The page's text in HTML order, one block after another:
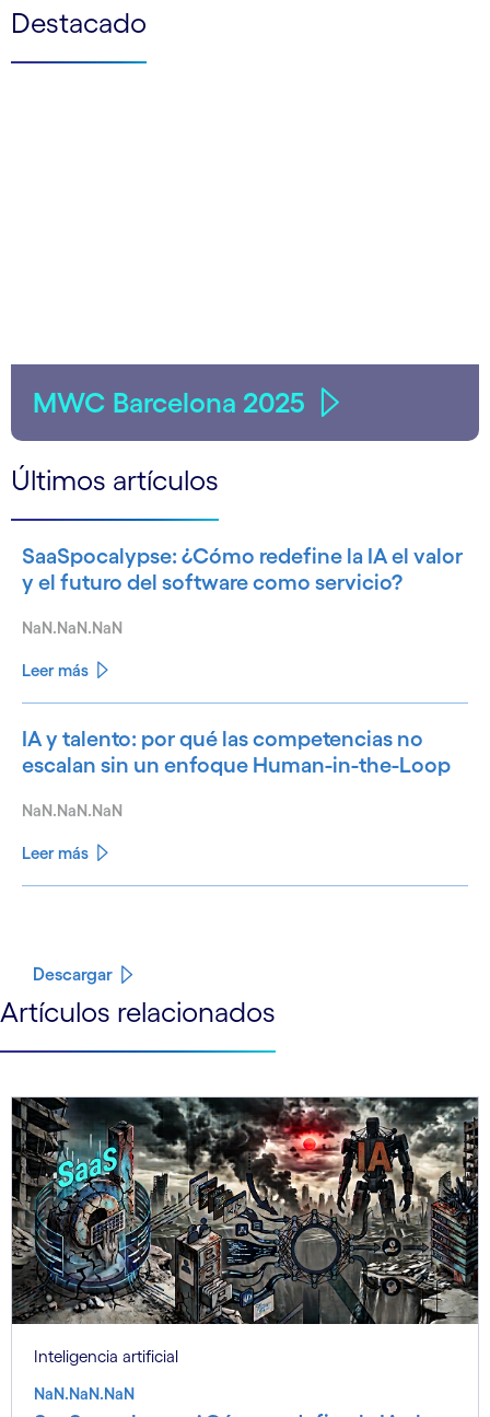
Destacado
MWC Barcelona 2025
Últimos artículos
SaaSpocalypse: ¿Cómo redefine la IA el valor
y el futuro del software como servicio?
NaN.NaN.NaN
Leer más
IA y talento: por qué las competencias no
escalan sin un enfoque Human-in-the-Loop
NaN.NaN.NaN
Leer más
Descargar
Artículos relacionados
Inteligencia artificial
NaN.NaN.NaN